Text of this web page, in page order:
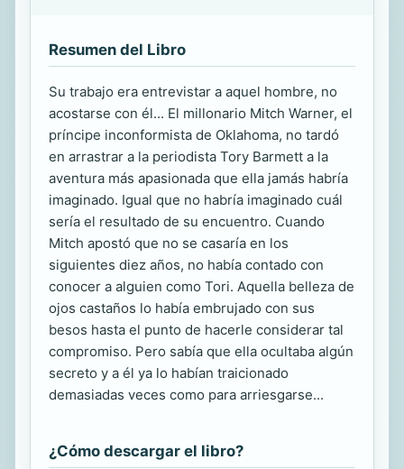
Resumen del Libro
Su trabajo era entrevistar a aquel hombre, no
acostarse con él... El millonario Mitch Warner, el
príncipe inconformista de Oklahoma, no tardó
en arrastrar a la periodista Tory Barmett a la
aventura más apasionada que ella jamás habría
imaginado. Igual que no habría imaginado cuál
sería el resultado de su encuentro. Cuando
Mitch apostó que no se casaría en los
siguientes diez años, no había contado con
conocer a alguien como Tori. Aquella belleza de
ojos castaños lo había embrujado con sus
besos hasta el punto de hacerle considerar tal
compromiso. Pero sabía que ella ocultaba algún
secreto y a él ya lo habían traicionado
demasiadas veces como para arriesgarse...
¿Cómo descargar el libro?